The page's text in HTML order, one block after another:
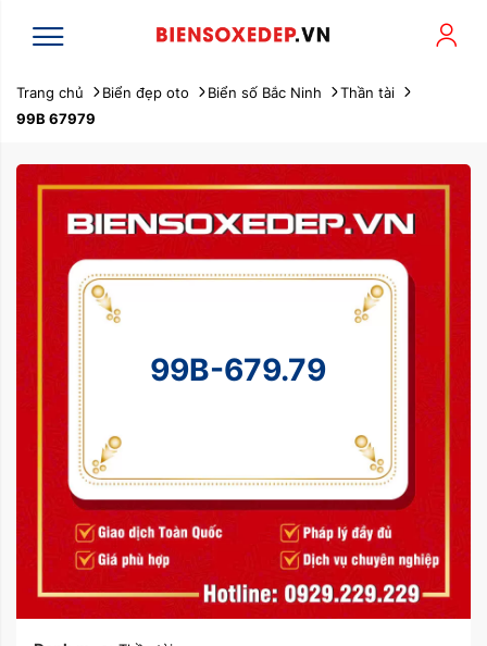
Trang chủ Biển đẹp oto Biển số Bắc Ninh
Thần tài
99B 67979
99B-679.79